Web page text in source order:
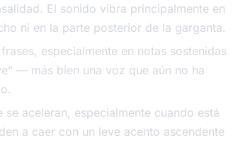
El sonido vibra principalmente en
ni en la parte posterior de la garganta.
especialmente en notas sostenidas
— más bien una voz que aún no ha
aceleran, especialmente cuando está
a caer con un leve acento ascendente